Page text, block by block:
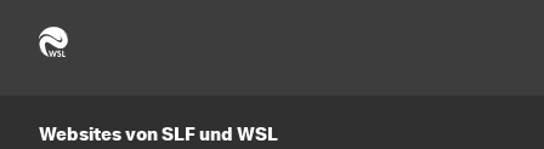
Websites von SLF und WSL